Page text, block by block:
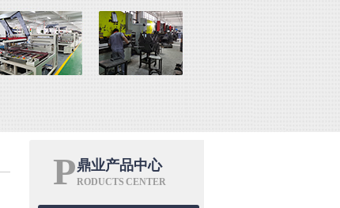
P鼎业产品中心
RODUCTS CENTER